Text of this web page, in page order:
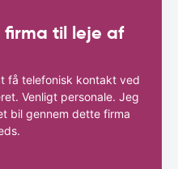
til leje af
få telefonisk kontakt ved
Venligt personale. Jeg
bil gennem dette firma